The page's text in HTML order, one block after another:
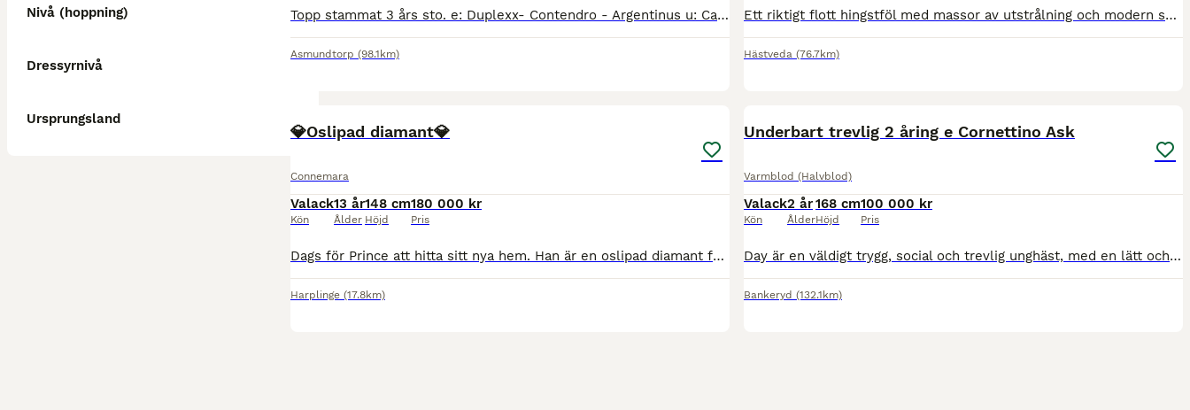
Nivå (hoppning)
Dressyrnivå
Ursprungsland
Topp stammat 3 års sto. e: Duplexx- Contendro - Argentinus u: Candy Girl Mamma Candy Girl har segrar o placeringar upp till 4 stj fälttävlan 2 SM segrar o flera plac. Segrar o placeringar upp ti
Asmundtorp (98.1km)
Ett riktigt flott hingstföl med massor av utstrålning och modern sporthästtyp. Tre mycket bra gångarter, fyra vita ben, stor bläs och bukfläck. Beräknas bli ca 170 cm. e. JJ Toodle-oo u. Droom’s Jul
Hästveda (76.7km)
💎Oslipad diamant💎
Connemara
Valack
Kön
13 år
Ålder
148 cm
Höjd
180 000 kr
Pris
Dags för Prince att hitta sitt nya hem. Han är en oslipad diamant för valfri gren, denna killen. Connemaravalack född 2013, 148 cm. Han söker efter en ryttare med stabil sits, god balans och gärna e
Harplinge (17.8km)
Underbart trevlig 2 åring e Cornettino Ask
Varmblod (Halvblod)
Valack
Kön
2 år
Ålder
168 cm
Höjd
100 000 kr
Pris
Day är en väldigt trygg, social och trevlig unghäst, med en lätt och modern sporttyp. Han är efter Cornettino Ask och undan Classified xx (vinnare på Täby Galopp). Day är enkel i hantering och rör si
Bankeryd (132.1km)